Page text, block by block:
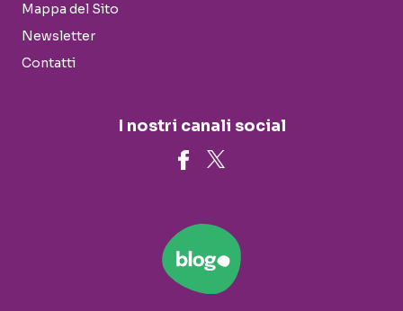
Mappa del Sito
Newsletter
Contatti
I nostri canali social